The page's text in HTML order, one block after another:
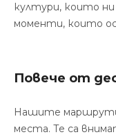
култури, които
моменти, които
Повече от
Нашите маршрути
места. Те са